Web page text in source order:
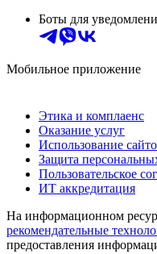
Боты для
Мобильное приложение
Этика и комплаенс
Оказание услуг
Использование
Защита
Пользовательское
ИТ аккредитация
На информационном
рекомендательные
предоставления